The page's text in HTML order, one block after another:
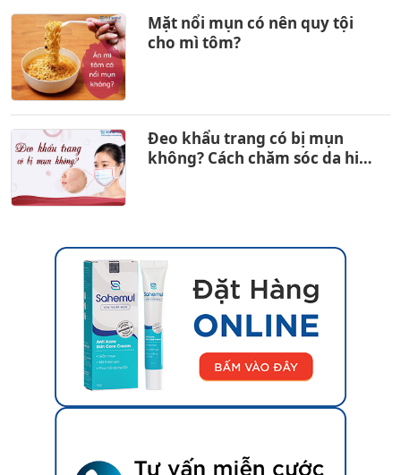
Mặt nổi mụn có nên quy tội
cho mì tôm?
Đeo khẩu trang có bị mụn
không? Cách chăm sóc da hiệu